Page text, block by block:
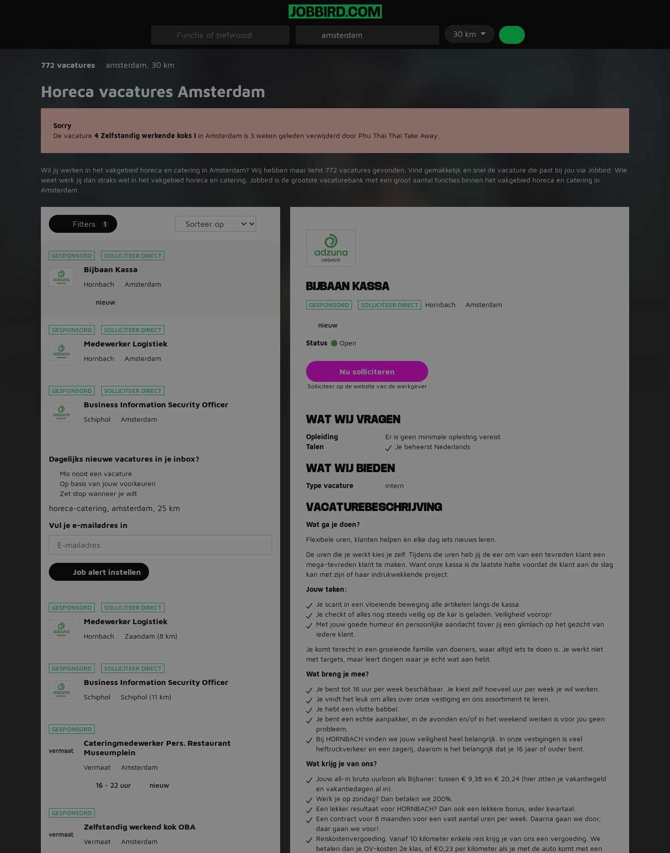
30 km
772 vacatures amsterdam 30 km
Horeca vacatures Amsterdam
Sorry
De vacature 4 Zelfstandig werkende koks I in Amsterdam is 3 weken geleden verwijderd door Phu Thai Thai Take Away.
Wil jij werken in het vakgebied horeca en catering in Amsterdam? Wij hebben maar liefst 772 vacatures gevonden. Vind gemakkelijk en snel dé vacature die past bij jou via Jobbird. Wie
weet werk jij dan straks wel in het vakgebied horeca en catering. Jobbird is de grootste vacaturebank met een groot aantal functies binnen het vakgebied horeca en catering in
Amsterdam.
Filters 1
GESPONSORD SOLLICITEER DIRECT
Bijbaan Kassa
Hornbach Amsterdam
nieuw
GESPONSORD SOLLICITEER DIRECT
Medewerker Logistiek
Hornbach Amsterdam
GESPONSORD SOLLICITEER DIRECT
Business Information Security Officer
Schiphol Amsterdam
Dagelijks nieuwe vacatures in je inbox?
Mis nooit een vacature
Op basis van jouw voorkeuren
Zet stop wanneer je wilt
horeca-catering, amsterdam, 25 km
Vul je e-mailadres in
Job alert instellen
GESPONSORD SOLLICITEER DIRECT
Medewerker Logistiek
Hornbach Zaandam (8 km)
GESPONSORD SOLLICITEER DIRECT
Business Information Security Officer
Schiphol Schiphol (11 km)
GESPONSORD
Cateringmedewerker Pers. Restaurant
Museumplein
Vermaat Amsterdam
16 - 22 uur nieuw
GESPONSORD
Zelfstandig werkend kok OBA
Vermaat Amsterdam
BIJBAAN KASSA
GESPONSORD SOLLICITEER DIRECT Hornbach Amsterdam
nieuw
Status Open
Nu solliciteren
Solliciteer op de website van de werkgever
WAT WIJ VRAGEN
Opleiding
Er is geen minimale opleiding vereist
Talen
Je beheerst Nederlands
WAT WIJ BIEDEN
Type vacature intern
VACATUREBESCHRIJVING
Wat ga je doen?
Flexibele uren, klanten helpen én elke dag iets nieuws leren.
De uren die je werkt kies je zelf. Tijdens die uren heb jij de eer om van een tevreden klant een
mega-tevreden klant te maken. Want onze kassa is de laatste halte voordat de klant aan de slag
kan met zijn of haar indrukwekkende project.
Jouw taken:
Je scant in een vloeiende beweging alle artikelen langs de kassa.
Je checkt of alles nog steeds veilig op de kar is geladen. Veiligheid voorop!
Met jouw goede humeur én persoonlijke aandacht tover jij een glimlach op het gezicht van
iedere klant.
Je komt terecht in een groeiende familie van doeners, waar altijd iets te doen is. Je werkt niet
met targets, maar leert dingen waar je écht wat aan hebt.
Wat breng je mee?
Je bent tot 16 uur per week beschikbaar. Je kiest zelf hoeveel uur per week je wil werken.
Je vindt het leuk om alles over onze vestiging en ons assortiment te leren.
Je hebt een vlotte babbel.
Je bent een echte aanpakker, in de avonden en/of in het weekend werken is voor jou geen
probleem.
Bij HORNBACH vinden we jouw veiligheid heel belangrijk. In onze vestigingen is veel
heftruckverkeer en een zagerij, daarom is het belangrijk dat je 16 jaar of ouder bent.
Wat krijg je van ons?
Jouw all-in bruto uurloon als Bijbaner: tussen € 9,38 en € 20,24 (hier zitten je vakantiegeld
en vakantiedagen al in).
Werk je op zondag? Dan betalen we 200%.
Een lekker resultaat voor HORNBACH? Dan ook een lekkere bonus, ieder kwartaal.
Een contract voor 8 maanden voor een vast aantal uren per week. Daarna gaan we door,
daar gaan we voor!
Reiskostenvergoeding. Vanaf 10 kilometer enkele reis krijg je van ons een vergoeding. We
betalen dan je OV-kosten 2e klas, of €0,23 per kilometer als je met de auto komt met een